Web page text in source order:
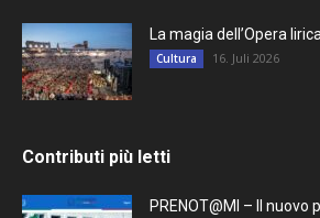
La magia dell’Opera
Cultura 16. Juli 2026
Contributi più letti
PRENOT@MI – Il nuovo